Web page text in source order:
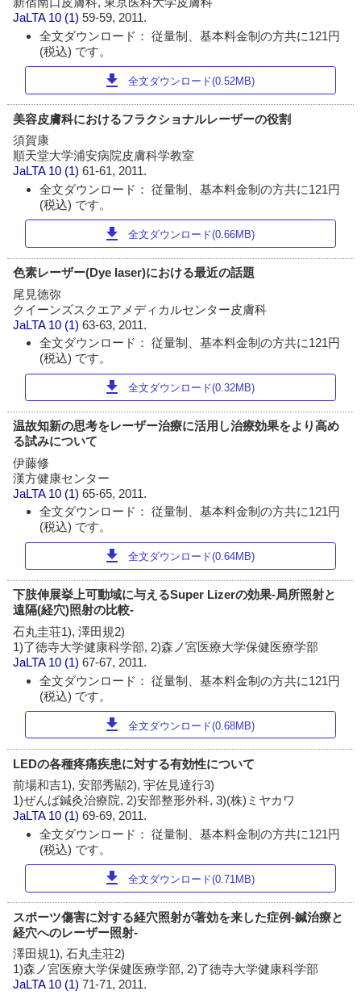
JaLTA 10 (1)59-59, 2011.
全文ダウンロード： 従量制、基本料金制の方共に121円
(税込) です。
download 全文ダウンロード(0.52MB)
美容皮膚科におけるフラクショナルレーザーの役割
須賀康
順天堂大学浦安病院皮膚科学教室
JaLTA 10 (1)61-61, 2011.
全文ダウンロード： 従量制、基本料金制の方共に121円
(税込) です。
download 全文ダウンロード(0.66MB)
色素レーザー(Dye laser)における最近の話題
尾見徳弥
クイーンズスクエアメディカルセンター皮膚科
JaLTA 10 (1)63-63, 2011.
全文ダウンロード： 従量制、基本料金制の方共に121円
(税込) です。
download 全文ダウンロード(0.32MB)
温故知新の思考をレーザー治療に活用し治療効果をより高め
る試みについて
伊藤修
漢方健康センター
JaLTA 10 (1)65-65, 2011.
全文ダウンロード： 従量制、基本料金制の方共に121円
(税込) です。
download 全文ダウンロード(0.64MB)
下肢伸展挙上可動域に与えるSuper Lizerの効果-局所照射と
遠隔(経穴)照射の比較-
石丸圭荘1), 澤田規2)
1)了徳寺大学健康科学部, 2)森ノ宮医療大学保健医療学部
JaLTA 10 (1)67-67, 2011.
全文ダウンロード： 従量制、基本料金制の方共に121円
(税込) です。
download 全文ダウンロード(0.68MB)
LEDの各種疼痛疾患に対する有効性について
前場和吉1), 安部秀顯2), 宇佐見達行3)
1)ぜんば鍼灸治療院, 2)安部整形外科, 3)(株)ミヤカワ
JaLTA 10 (1)69-69, 2011.
全文ダウンロード： 従量制、基本料金制の方共に121円
(税込) です。
download 全文ダウンロード(0.71MB)
スポーツ傷害に対する経穴照射が著効を来した症例-鍼治療と
経穴へのレーザー照射-
澤田規1), 石丸圭荘2)
1)森ノ宮医療大学保健医療学部, 2)了徳寺大学健康科学部
JaLTA 10 (1)71-71, 2011.